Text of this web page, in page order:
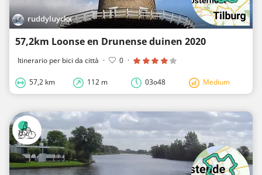
ruddyluyckx
57,2km Loonse en Drunense duinen 2020
Itinerario per bici da città · 0 ·
57,2 km 112 m 03o48 Medium